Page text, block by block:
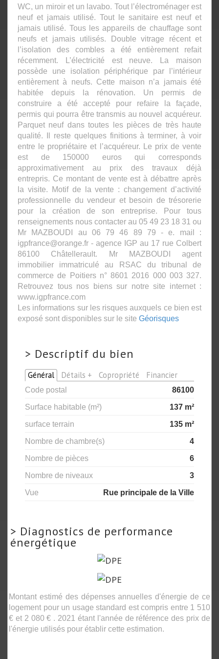
WC, un miroir et un lavabo. Tout l’électroménager est
neuf et jamais utilisé. Tout le sanitaire est neuf et
jamais utilisé. Tous les appareils de chauffage sont
neufs et jamais utilisés. Double vitrage récent et
l’isolation des combles a été entièrement refait
récemment. L’électricité est neuve. La maison
possède une isolation périphérique par l’intérieur
entièrement à neufs. Cette maison n’a jamais été
habitée depuis la rénovation. Un permis de
construire a été accepté pour refaire la façade,
permis qui pourra être transmis au nouvel acquéreur.
Parquet neuf dans toutes les pièces de très haute
qualité. Il reste quelques finitions à terminer, à voir
entre le propriétaire et l’acquéreur. Le prix de vente
est de 150000 euros qui corresponds
approximativement au prix des travaux déjà
entrepris. Ce montant de vente est à débattre après
la visite. Motif de la vente : changement d’activité
professionnelle du vendeur et besoin de trésorerie
pour la création de son entreprise. Pour tous
renseignements nous contacter au 05 49 23 18 31 ou
Mr MAZBOUDI au 06 79 46 89 79 - e. mail :
igpfrance@orange.fr - agence IGP au 17 rue Colbert
86100 Châtellerault. Mr MAZBOUDI agent
immobilier immatriculé au RSAC du tribunal de
commerce de Poitiers n° 8601 2016 000 003 327.
Retrouvez tous nos biens sur notre site internet :
www.igpfrance.com
Les informations sur les risques auxquels ce bien est
exposé sont disponibles sur le site Géorisques
> Descriptif du bien
Général Détails + Copropriété Financier
Code postal
86100
Surface habitable (m²)
137 m²
surface terrain
135 m²
Nombre de chambre(s)
4
Nombre de pièces
6
Nombre de niveaux
3
Vue
Rue principale de la Ville
> Diagnostics de performance
énergétique
Montant estimé des dépenses annuelles d'énergie de ce
logement pour un usage standard est compris entre 1 510
€ et 2 080 € . 2021 étant l'année de référence des prix de
l'énergie utilisés pour établir cette estimation.